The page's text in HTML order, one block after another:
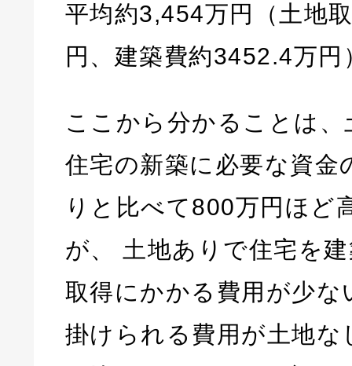
平均約3,454万円（土地
円、建築費約3452.4万円
ここから分かることは
住宅の新築に必要な資金
りと比べて800万円ほど
が、 土地ありで住宅を
取得にかかる費用が少な
掛けられる費用が土地な